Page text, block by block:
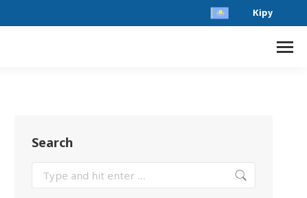
Кіру
Search